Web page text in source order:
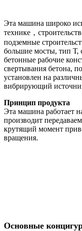
Эта машина широко
технике，
подземные
большие мосты, тип Т,
бетонные рабочие
свертывания бетона,
установлен на
вибрирующий
Принцип продукта
Эта машина работает
производит
крутящий момент
вращения.
Основные